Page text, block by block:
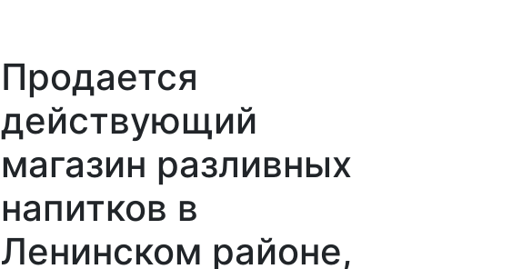
Продается
действующий
магазин разливных
напитков в
Ленинском районе,